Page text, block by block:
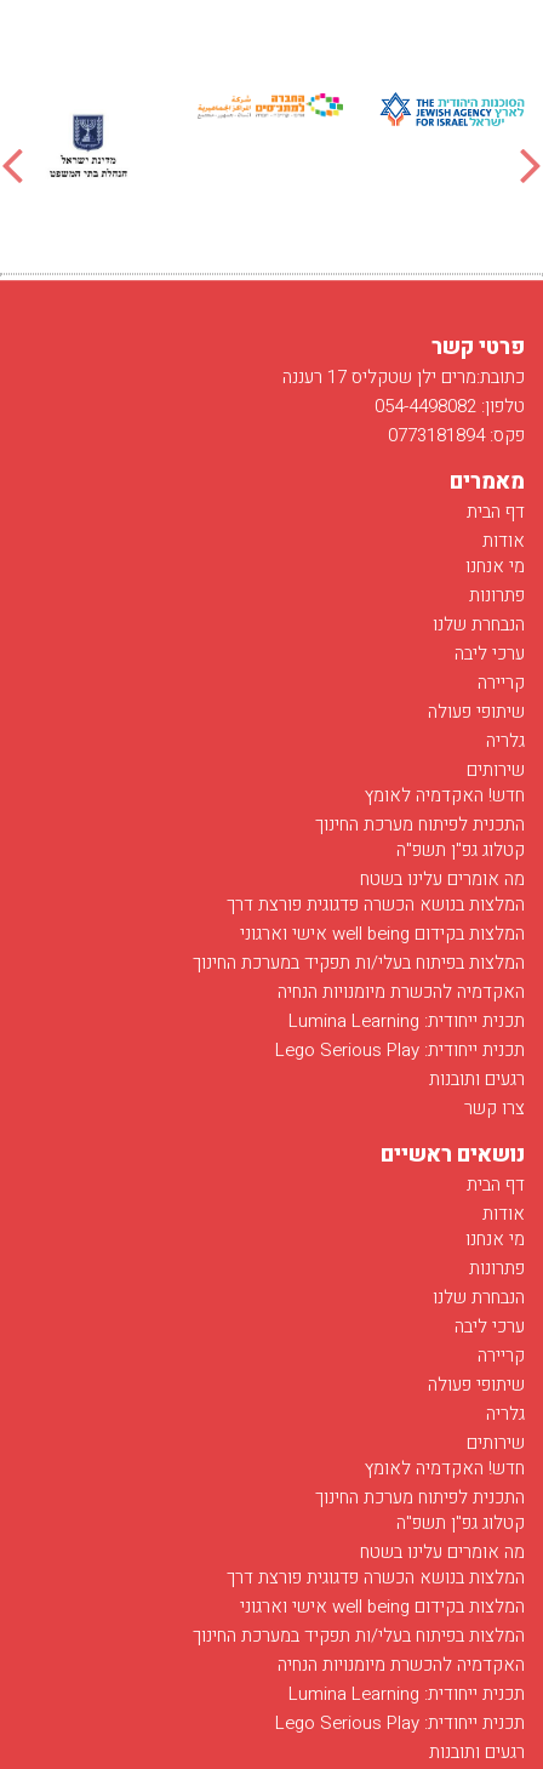
פרטי קשר
כתובת:מרים ילן שטקליס 17 רעננה
טלפון: 054-4498082
פקס: 0773181894
מאמרים
דף הבית
אודות
מי אנחנו
פתרונות
הנבחרת שלנו
ערכי ליבה
קריירה
שיתופי פעולה
גלריה
שירותים
חדש! האקדמיה לאומץ
התכנית לפיתוח מערכת החינוך
קטלוג גפ"ן תשפ"ה
מה אומרים עלינו בשטח
המלצות בנושא הכשרה פדגוגית פורצת דרך
המלצות בקידום well being אישי וארגוני
המלצות בפיתוח בעלי/ות תפקיד במערכת החינוך
האקדמיה להכשרת מיומנויות הנחיה
תכנית ייחודית: Lumina Learning
תכנית ייחודית: Lego Serious Play
רגעים ותובנות
צרו קשר
נושאים ראשיים
דף הבית
אודות
מי אנחנו
פתרונות
הנבחרת שלנו
ערכי ליבה
קריירה
שיתופי פעולה
גלריה
שירותים
חדש! האקדמיה לאומץ
התכנית לפיתוח מערכת החינוך
קטלוג גפ"ן תשפ"ה
מה אומרים עלינו בשטח
המלצות בנושא הכשרה פדגוגית פורצת דרך
המלצות בקידום well being אישי וארגוני
המלצות בפיתוח בעלי/ות תפקיד במערכת החינוך
האקדמיה להכשרת מיומנויות הנחיה
תכנית ייחודית: Lumina Learning
תכנית ייחודית: Lego Serious Play
רגעים ותובנות
חודש מאי בסימן רפואה
03/12/2017
חודש מאי בפלג מוקדש לפרויקט הנחיה של מועמדים ללימודי רפואה...